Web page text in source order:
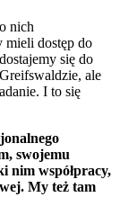
nich
mieli dostęp do
się do
ale
I to się
swojemu
nim współpracy,
My też tam